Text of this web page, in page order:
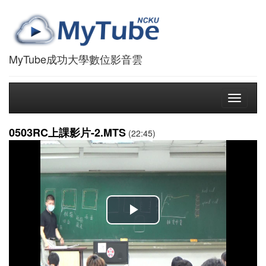
MyTube成功大學數位影音雲
Toggle
0503RC上課影片-2.MTS (22:45)
播
放